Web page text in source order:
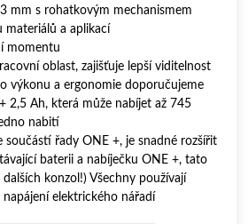
mm s rohatkovým mechanismem
a aplikací
momentu
oblast, zajišťuje lepší viditelnost
výkonu a ergonomie doporučujeme
2,5 Ah, která může nabíjet až 745
nabití
součástí řady ONE +, je snadné rozšířit
baterii a nabíječku ONE +, tato
konzol!) Všechny používají
elektrického nářadí